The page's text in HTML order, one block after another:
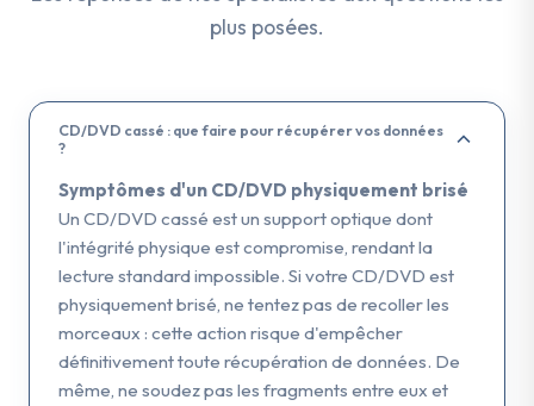
plus posées.
CD/DVD cassé : que faire pour récupérer vos données
?
Symptômes d'un CD/DVD physiquement brisé
Un CD/DVD cassé est un support optique dont
l'intégrité physique est compromise, rendant la
lecture standard impossible. Si votre CD/DVD est
physiquement brisé, ne tentez pas de recoller les
morceaux : cette action risque d'empêcher
définitivement toute récupération de données. De
même, ne soudez pas les fragments entre eux et